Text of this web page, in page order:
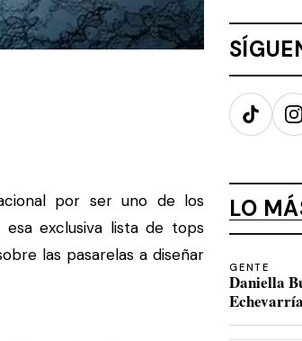
por ser uno de los
exclusiva lista de tops
las pasarelas a diseñar
TikTok
LO
GENTE
Daniella